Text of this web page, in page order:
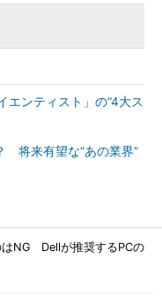
エンティスト」の“4大ス
将来有望な“あの業界”
NG Dellが推奨するPCの